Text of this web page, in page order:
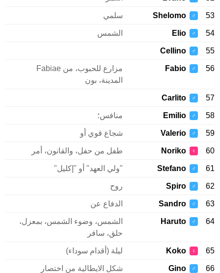
♂
Shelomo سلمي
♂
Elio الشمس
♂
Cellino
♂
Fabio
مزارع للحبوب، من Fabiae
المدينة، بون
♂
Carlito
♂
Emilio منافس؛
♂
Valerio شجاع قوي أو
♀
Noriko طفل من حفل، والقانون، أمر
♂
Stefano "ولي العهد" أو "إكليل"
♂
Spiro
♂
Sandro الدفاع عن
♂
Haruto
الشمس، وضوء الشمس، بمعزل،
حلق، سافر
♀
Koko ليلة (أقدام سوداء)
♂
Gino
شكل الايطالية من اختصار